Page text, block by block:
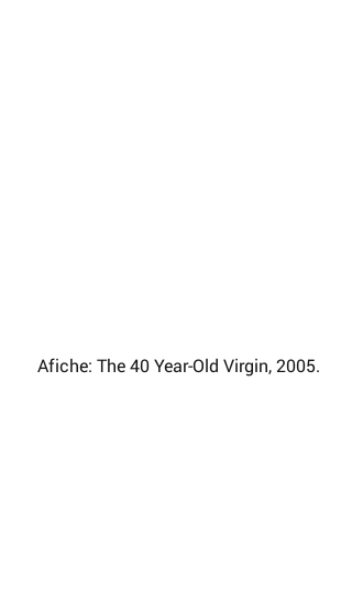
Afiche: The 40 Year-Old Virgin, 2005.